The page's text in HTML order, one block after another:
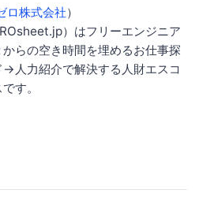
ロ株式会社）
）はフリーエンジニア
らの空き時間を埋めるお仕事探
→人力紹介で解決する人財エスコ
す。